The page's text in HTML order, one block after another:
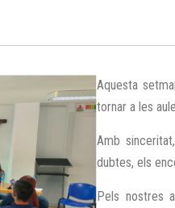
Aquesta
tornar a les
Amb
dubtes, els
Pels nostres